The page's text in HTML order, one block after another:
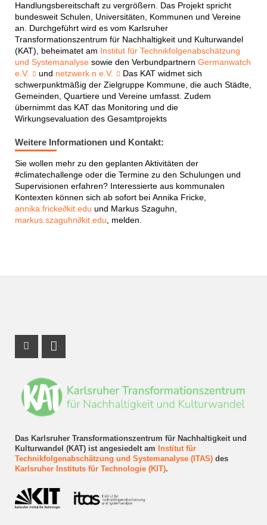
Handlungsbereitschaft zu vergrößern. Das Projekt spricht
bundesweit Schulen, Universitäten, Kommunen und Vereine
an. Durchgeführt wird es vom Karlsruher
Transformationszentrum für Nachhaltigkeit und Kulturwandel
(KAT), beheimatet am Institut für Technikfolgenabschätzung
und Systemanalysesowie den Verbundpartnern Germanwatch
e.V.
und netzwerk n e.V.
Das KAT widmet sich
schwerpunktmäßig der Zielgruppe Kommune, die auch Städte,
Gemeinden, Quartiere und Vereine umfasst. Zudem
übernimmt das KAT das Monitoring und die
Wirkungsevaluation des Gesamtprojekts
Weitere Informationen und Kontakt:
Sie wollen mehr zu den geplanten Aktivitäten der
#climatechallenge oder die Termine zu den Schulungen und
Supervisionen erfahren? Interessierte aus kommunalen
Kontexten können sich ab sofort bei Annika Fricke,
annika.fricke∂kit.edu und Markus Szaguhn,
markus.szaguhn∂kit.edu , melden.
Das Karlsruher Transformationszentrum für Nachhaltigkeit und
Kulturwandel (KAT) ist angesiedelt am
Institut für
Technikfolgenabschätzung und Systemanalyse (ITAS)des
Karlsruher Instituts für Technologie (KIT).
Instagram Profil
LinkedIn Profil